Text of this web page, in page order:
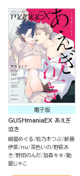
電子版
GUSHmaniaEX あえぎ
泣き
綴屋めぐる 粒乃木つぶ 新藤
伊菜 nu 茶色いの 野萩あ
き 野田のんだ 加森キキ 飴
屋じゃこ